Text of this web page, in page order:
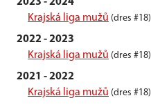
Krajská liga mužů (dres #18)
2022 - 2023
Krajská liga mužů (dres #18)
2021 - 2022
Krajská liga mužů (dres #18)